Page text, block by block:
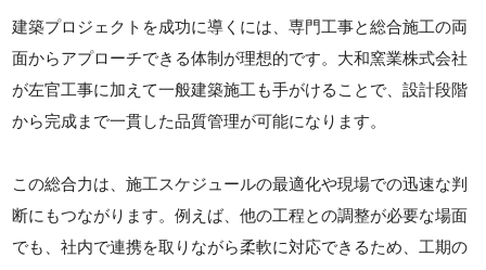
建築プロジェクトを成功に導くには、専門工事と総合施工の両
面からアプローチできる体制が理想的です。大和窯業株式会社
が左官工事に加えて一般建築施工も手がけることで、設計段階
から完成まで一貫した品質管理が可能になります。
この総合力は、施工スケジュールの最適化や現場での迅速な判
断にもつながります。例えば、他の工程との調整が必要な場面
でも、社内で連携を取りながら柔軟に対応できるため、工期の